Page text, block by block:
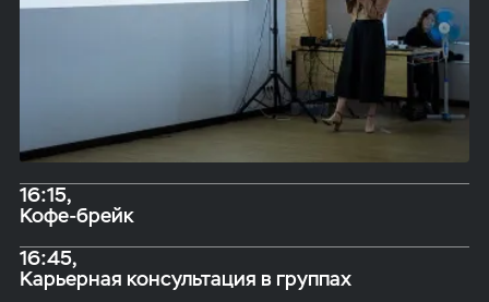
16:15
Кофе-брейк
16:45
Карьерная консультация в группах